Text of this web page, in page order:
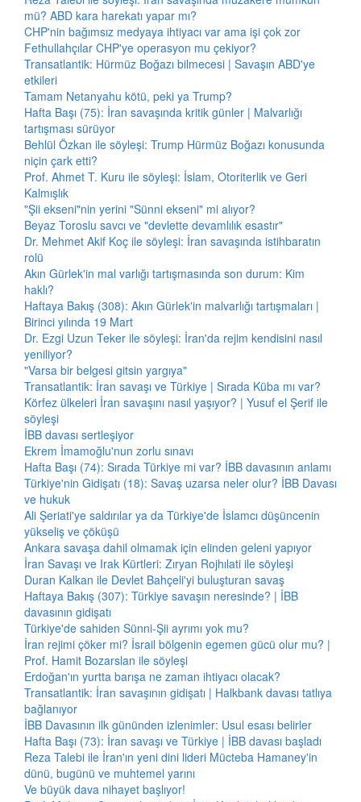
mü? ABD kara harekatı yapar mı?
CHP'nin bağımsız medyaya ihtiyacı var ama işi çok zor
Fethullahçılar CHP'ye operasyon mu çekiyor?
Transatlantik: Hürmüz Boğazı bilmecesi | Savaşın ABD'ye
etkileri
Tamam Netanyahu kötü, peki ya Trump?
Hafta Başı (75): İran savaşında kritik günler | Malvarlığı
tartışması sürüyor
Behlül Özkan ile söyleşi: Trump Hürmüz Boğazı konusunda
niçin çark etti?
Prof. Ahmet T. Kuru ile söyleşi: İslam, Otoriterlik ve Geri
Kalmışlık
"Şii ekseni"nin yerini "Sünni ekseni" mi alıyor?
Beyaz Toroslu savcı ve "devlette devamlılık esastır"
Dr. Mehmet Akif Koç ile söyleşi: İran savaşında istihbaratın
rolü
Akın Gürlek'in mal varlığı tartışmasında son durum: Kim
haklı?
Haftaya Bakış (308): Akın Gürlek'in malvarlığı tartışmaları |
Birinci yılında 19 Mart
Dr. Ezgi Uzun Teker ile söyleşi: İran'da rejim kendisini nasıl
yeniliyor?
"Varsa bir belgesi gitsin yargıya"
Transatlantik: İran savaşı ve Türkiye | Sırada Küba mı var?
Körfez ülkeleri İran savaşını nasıl yaşıyor? | Yusuf el Şerif ile
söyleşi
İBB davası sertleşiyor
Ekrem İmamoğlu'nun zorlu sınavı
Hafta Başı (74): Sırada Türkiye mi var? İBB davasının anlamı
Türkiye'nin Gidişatı (18): Savaş uzarsa neler olur? İBB Davası
ve hukuk
Ali Şeriati'ye saldırılar ya da Türkiye'de İslamcı düşüncenin
yükseliş ve çöküşü
Ankara savaşa dahil olmamak için elinden geleni yapıyor
İran Savaşı ve Irak Kürtleri: Zıryan Rojhılati ile söyleşi
Duran Kalkan ile Devlet Bahçeli'yi buluşturan savaş
Haftaya Bakış (307): Türkiye savaşın neresinde? | İBB
davasının gidişatı
Türkiye'de sahiden Sünni-Şii ayrımı yok mu?
İran rejimi çöker mi? İsrail bölgenin egemen gücü olur mu? |
Prof. Hamit Bozarslan ile söyleşi
Erdoğan'ın yurtta barışa ne zaman ihtiyacı olacak?
Transatlantik: İran savaşının gidişatı | Halkbank davası tatlıya
bağlanıyor
İBB Davasının ilk gününden izlenimler: Usul esası belirler
Hafta Başı (73): İran savaşı ve Türkiye | İBB davası başladı
Reza Talebi ile İran'ın yeni dini lideri Mücteba Hamaney'in
dünü, bugünü ve muhtemel yarını
Ve büyük dava nihayet başlıyor!